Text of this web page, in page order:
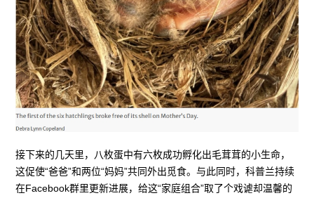
接下来的几天里，八枚蛋中有六枚成功孵化出毛茸茸的小生命，
这促使“爸爸”和两位“妈妈”共同外出觅食。与此同时，科普兰持续
在Facebook群里更新进展，给这“家庭组合”取了个戏谑却温馨的